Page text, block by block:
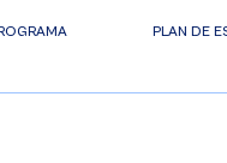
PLAN DE